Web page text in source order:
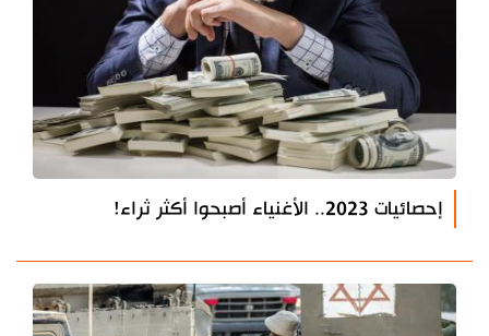
إحصائيات 2023.. الأغنياء أصبحوا أكثر ثراء!